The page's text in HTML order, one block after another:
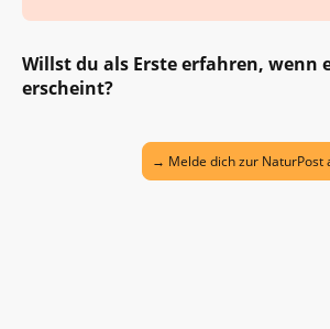
Willst du als Erste erfahren, wenn
erscheint?
→ Melde dich zur NaturPost